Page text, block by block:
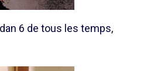
6 de tous les temps,